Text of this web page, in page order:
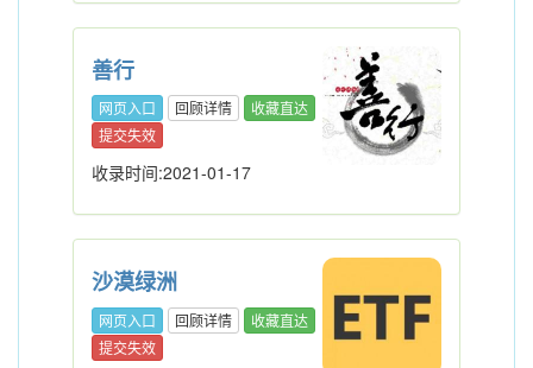
善行
网页入口 回顾详情
收藏直达
提交失效
收录时间:2021-01-17
沙漠绿洲
网页入口 回顾详情
收藏直达
提交失效